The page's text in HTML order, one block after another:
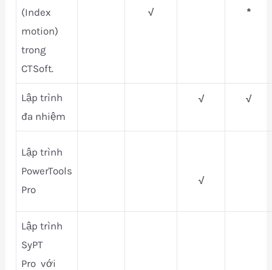
(Index
motion)
trong
CTSoft.
√ *
Lập trình
đa nhiệm
√ √
Lập trình
PowerTools
Pro
√
Lập trình
SyPT
Pro với